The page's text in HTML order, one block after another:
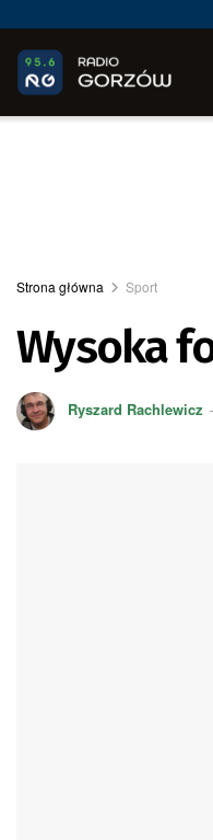
Strona główna Sport
Wysoka
Ryszard Rachlewicz